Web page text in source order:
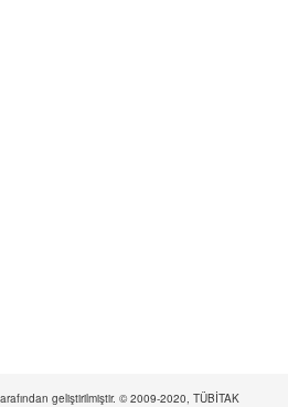
geliştirilmiştir. © 2009-2020, TÜBİTAK